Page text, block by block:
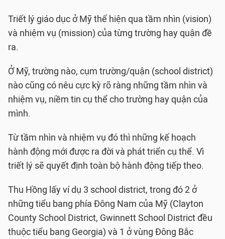
Triết lý giáo dục ở Mỹ thể hiện qua tầm nhìn (vision)
và nhiệm vụ (mission) của từng trường hay quận đề
ra.
Ở Mỹ, trường nào, cụm trường/quận (school district)
nào cũng có nêu cực kỳ rõ ràng những tầm nhìn và
nhiệm vụ, niềm tin cụ thể cho trường hay quận của
mình.
Từ tầm nhìn và nhiệm vụ đó thì những kế hoạch
hành động mới được ra đời và phát triển cụ thể. Vì
triết lý sẽ quyết định toàn bộ hành động tiếp theo.
Thu Hồng lấy ví dụ 3 school district, trong đó 2 ở
những tiểu bang phía Đông Nam của Mỹ (Clayton
County School District, Gwinnett School District đều
thuộc tiểu bang Georgia) và 1 ở vùng Đông Bắc